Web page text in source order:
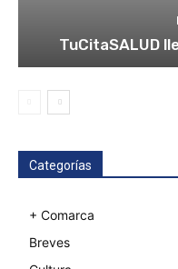
TuCitaSALUD
Categorías
+ Comarca
Breves